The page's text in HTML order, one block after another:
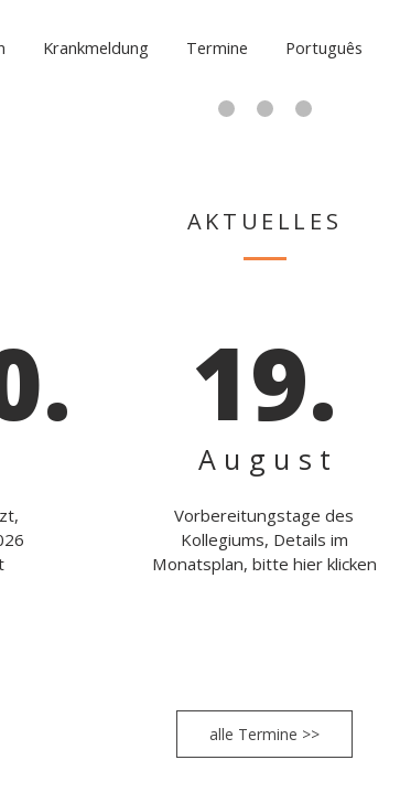
Krankmeldung Termine Português
AKTUELLES
19.
August
Vorbereitungstage des
Kollegiums, Details im
Monatsplan, bitte hier klicken
alle Termine >>